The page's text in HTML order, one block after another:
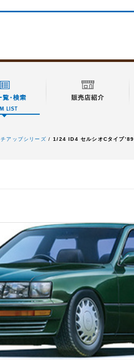
アップシリーズ 1/24 ID4 セルシオCタイプ’89